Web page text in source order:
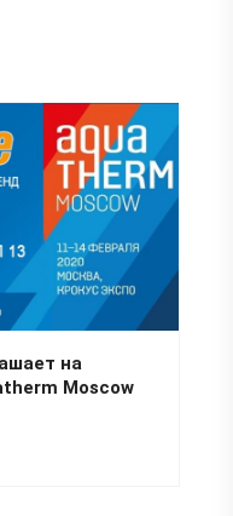
на
Moscow